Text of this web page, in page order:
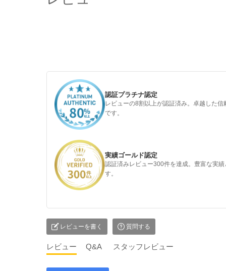
認証プラチナ認定
レビューの8割以上が認証済み。卓越した
です。
実績ゴールド認定
認証済みレビュー300件を達成。豊富な実
す。
レビューを書く 質問する
レビュー Q&A スタッフレビュー